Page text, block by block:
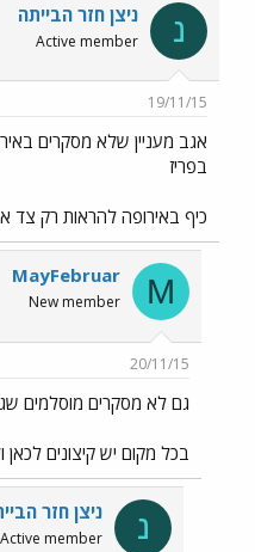
נ ניצן חזר הבייתה
Active member
19/11/15
אגב מעניין שלא מסקרים
בפריז
כיף באירופה להראות רק צד
M
MayFebruar
New member
20/11/15
גם לא מסקרים מוסלמים
בכל מקום יש קיצונים לכאן
נ ניצן חזר
Active member